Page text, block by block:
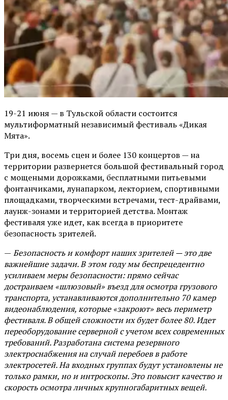
19-21 июня — в Тульской области состоится
мультиформатный независимый фестиваль «Дикая
Мята».
Три дня, восемь сцен и более 130 концертов — на
территории развернется большой фестивальный город
с мощеными дорожками, бесплатными питьевыми
фонтанчиками, лунапарком, лекторием, спортивными
площадками, творческими встречами, тест-драйвами,
лаунж-зонами и территорией детства. Монтаж
фестиваля уже идет, как всегда в приоритете
безопасность зрителей.
— Безопасность и комфорт наших зрителей — это две
важнейшие задачи. В этом году мы беспрецедентно
усиливаем меры безопасности: прямо сейчас
достраиваем «шлюзовый» въезд для осмотра грузового
транспорта, устанавливаются дополнительно 70 камер
видеонаблюдения, которые «закроют» весь периметр
фестиваля. В общей сложности их будет более 80. Идет
переоборудование серверной с учетом всех современных
требований. Разработана система резервного
электроснабжения на случай перебоев в работе
электросетей. На входных группах будут установлены не
только рамки, но и интроскопы. Это повысит качество и
скорость осмотра личных крупногабаритных вещей.